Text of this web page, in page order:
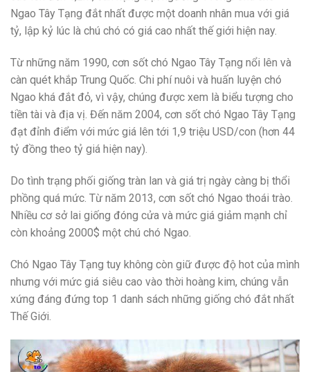
Ngao Tây Tạng đắt nhất được một doanh nhân mua với giá
tỷ, lập kỷ lúc là chú chó có giá cao nhất thế giới hiện nay.
Từ những năm 1990, cơn sốt chó Ngao Tây Tạng nổi lên và
càn quét khắp Trung Quốc. Chi phí nuôi và huấn luyện chó
Ngao khá đắt đỏ, vì vậy, chúng được xem là biểu tượng cho
tiền tài và địa vị. Đến năm 2004, cơn sốt chó Ngao Tây Tạng
đạt đỉnh điểm với mức giá lên tới 1,9 triệu USD/con (hơn 44
tỷ đồng theo tỷ giá hiện nay).
Do tình trạng phối giống tràn lan và giá trị ngày càng bị thổi
phồng quá mức. Từ năm 2013, cơn sốt chó Ngao thoái trào.
Nhiều cơ sở lai giống đóng cửa và mức giá giảm mạnh chỉ
còn khoảng 2000$ một chú chó Ngao.
Chó Ngao Tây Tạng tuy không còn giữ được độ hot của mình
nhưng với mức giá siêu cao vào thời hoàng kim, chúng vẫn
xứng đáng đứng top 1 danh sách những giống chó đắt nhất
Thế Giới.